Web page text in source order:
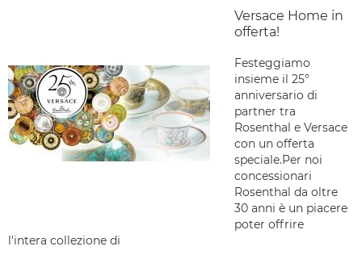
Versace Home in
offerta!
Festeggiamo
insieme il 25°
anniversario di
partner tra
Rosenthal e Versace
con un offerta
speciale.Per noi
concessionari
Rosenthal da oltre
30 anni è un piacere
poter offrire
l'intera collezione di